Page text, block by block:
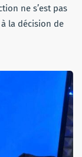
ne s’est pas
la décision de